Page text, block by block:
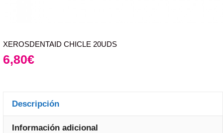
XEROSDENTAID CHICLE 20UDS
6,80€
Descripción
Información adicional